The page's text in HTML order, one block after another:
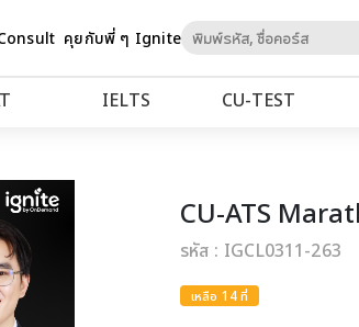
คุยกับพี่ ๆ Igniteto
IELTS CU‑TEST
CU-ATS
รหัส : IGCL0311-263
เหลือ 14 ที่